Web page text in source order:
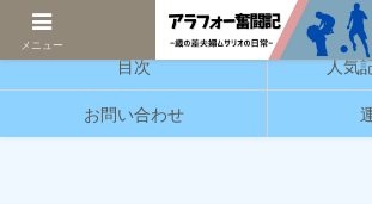
サッカーと育児の情報発信をしていま
目次 人気
お問い合わせ
メニュー